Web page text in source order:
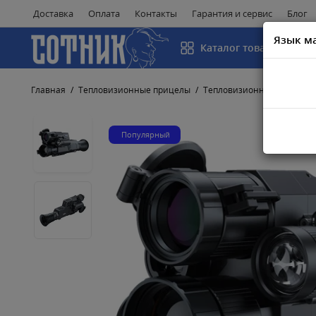
Доставка Оплата Контакты Гарантия и сервис Блог
Каталог товаров
Главная Тепловизионные прицелы Тепловизионные прицелы
Язык
Популярный